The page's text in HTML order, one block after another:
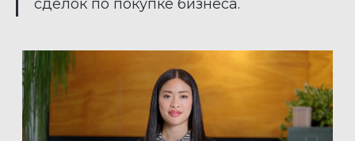
сделок по покупке бизнеса.